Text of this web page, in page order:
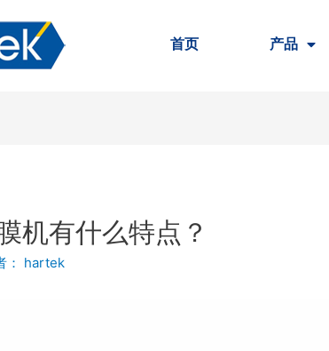
首页 产品
机有什么特点？
： hartek